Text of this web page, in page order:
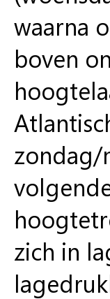
waarna
boven
zondag/
zich in